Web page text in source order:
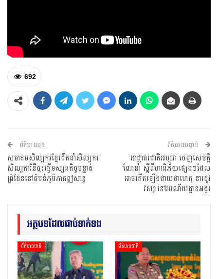
692
ព័ត៌មានមុន
សមាគមសិល្បករខ្មែរដឹកនាំសិល្បករ
សិល្បការិនីចុះធ្វើទស្សនកិច្ចបន្ទាត់
ព្រំដែននៅតំបន់ភូមិភាគឦសាន្ត
ព័ត៌មានបន្ទាប់
អាជ្ញាធរជាតិអប្សរា ចេញសេចក្ដី
ណែនាំ ស្ដីពីហានិភ័យផ្សេងៗដែល
អាចកើតឡើងជាយថាហេតុ នារដូវ
វស្សានៅរមណីយដ្ឋានអង្គរ
អត្ថបទដែលជាប់ទាក់ទង
ព័ត៌មានជាតិ ព័ត៌មានជាតិ